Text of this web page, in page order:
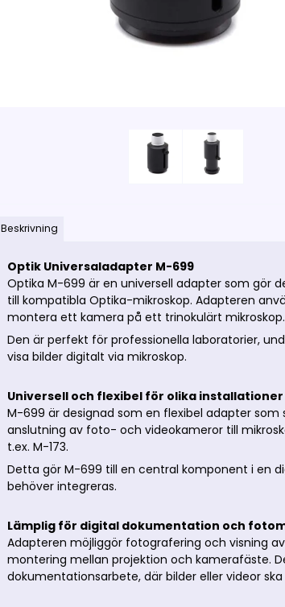
Beskrivning
Optik Universaladapter M-699
Optika M-699 är en universell adapter som gör
till kompatibla Optika-mikroskop. Adapteren
montera ett kamera på ett trinokulärt mikroskop.
Den är perfekt för professionella laboratorier,
visa bilder digitalt via mikroskop.
Universell och flexibel för olika installationer
M-699 är designad som en flexibel adapter
anslutning av foto- och videokameror till
t.ex. M-173.
Detta gör M-699 till en central komponent i en
behöver integreras.
Lämplig för digital dokumentation och
Adapteren möjliggör fotografering och visning
montering mellan projektion och kamerafäste.
dokumentationsarbete, där bilder eller videor